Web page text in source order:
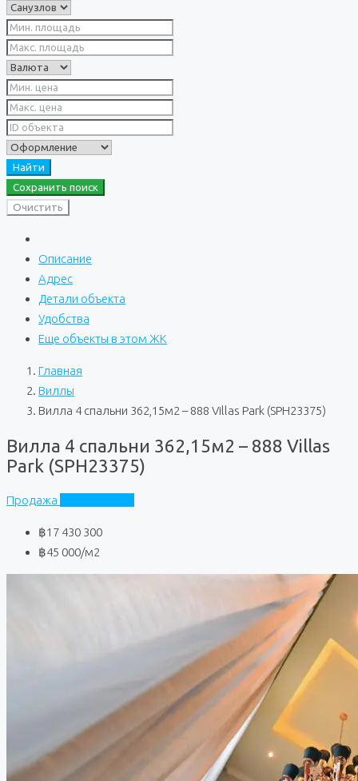
Найти
Сохранить поиск
Очистить
Описание
Адрес
Детали объекта
Удобства
Еще объекты в этом ЖК
Главная
Виллы
Вилла 4 спальни 362,15м2 – 888 Villas Park (SPH23375)
Вилла 4 спальни 362,15м2 – 888 Villas
Park (SPH23375)
Продажа
฿17 430 300
฿45 000/м2